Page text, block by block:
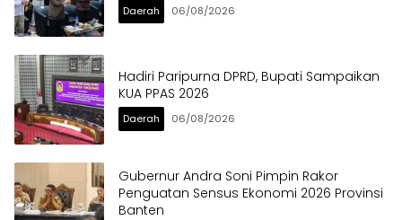
Daerah 06/08/2026
Hadiri Paripurna DPRD, Bupati Sampaikan
KUA PPAS 2026
Daerah 06/08/2026
Gubernur Andra Soni Pimpin Rakor
Penguatan Sensus Ekonomi 2026 Provinsi
Banten